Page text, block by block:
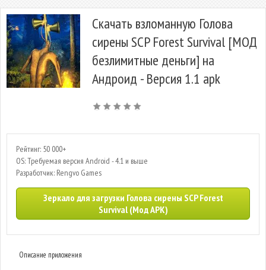
Скачать взломанную Голова
сирены SCP Forest Survival [МОД
безлимитные деньги] на
Андроид - Версия 1.1 apk
Рейтинг: 50 000+
OS: Требуемая версия Android - 4.1 и выше
Разработчик: Rengvo Games
Зеркало для загрузки Голова сирены SCP Forest
Survival (Мод APK)
Описание приложения